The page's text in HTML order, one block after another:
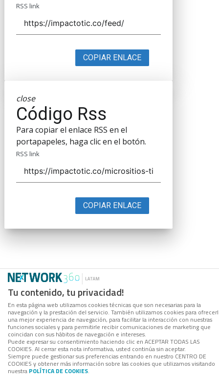
Tu contenido, tu privacidad!
En esta página web utilizamos cookies técnicas que son necesarias para la
navegación y la prestación del servicio. También utilizamos cookies para
una mejor experiencia de navegación, para facilitar la interacción con nuestras
funciones sociales y para permitirle recibir comunicaciones de marketing que
coincidan con sus hábitos de navegación e intereses.
Puede expresar su consentimiento haciendo clic en ACEPTAR TODAS LAS
COOKIES. Al cerrar esta nota informativa, usted continúa sin aceptar.
Siempre puede gestionar sus preferencias entrando en nuestro CENTRO DE
COOKIES y obtener más información sobre las cookies que utilizamos visitando
nuestra POLÍTICA DE COOKIES.
RSS link
COPIAR ENLACE
close
Código Rss
Para copiar el enlace RSS en el
portapapeles, haga clic en el botón.
RSS link
COPIAR ENLACE